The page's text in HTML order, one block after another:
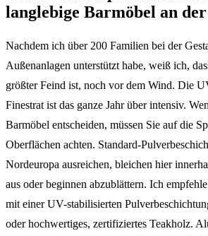
langlebige Barmöbel an
Nachdem ich über 200 Familien bei der
Außenanlagen unterstützt habe, weiß ich,
größter Feind ist, noch vor dem Wind. Die
Finestrat ist das ganze Jahr über intensiv.
Barmöbel entscheiden, müssen Sie auf die
Oberflächen achten. Standard-
Nordeuropa ausreichen, bleichen hier
aus oder beginnen abzublättern. Ich
mit einer UV-stabilisierten
oder hochwertiges, zertifiziertes Teakholz.